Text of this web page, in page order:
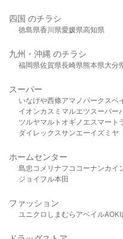
四国 のチラシ
徳島県香川県愛媛県高知県
九州・沖縄 のチラシ
福岡県佐賀県長崎県熊本県大分
スーパー
いなげや西條アマノパークスベ
イオンカスミ マルエツスーパー
ツルヤマルト オギノ エスマート
ダイレックスサンエーイズミヤ
ホームセンター
島忠 コメリ ナフコ コーナンカイ
ジョイフル本田
ファッション
ユニクロ しまむら アベイルAOKI